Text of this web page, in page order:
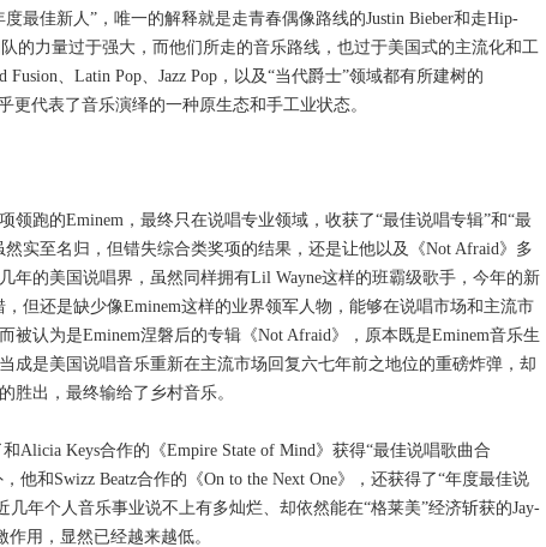
最佳新人”，唯一的解释就是走青春偶像路线的Justin Bieber和走Hip-
的力量过于强大，而他们所走的音乐路线，也过于美国式的主流化和工
、Latin Pop、Jazz Pop，以及“当代爵士”领域都有所建树的
更代表了音乐演绎的一种原生态和手工业状态。
跑的Eminem，最终只在说唱专业领域，收获了“最佳说唱专辑”和“最
实至名归，但错失综合类奖项的结果，还是让他以及《Not Afraid》多
年的美国说唱界，虽然同样拥有Lil Wayne这样的班霸级歌手，今年的新
，但还是缺少像Eminem这样的业界领军人物，能够在说唱市场和主流市
被认为是Eminem涅磐后的专辑《Not Afraid》，原本既是Eminem音乐生
成是美国说唱音乐重新在主流市场回复六七年前之地位的重磅炸弹，却
胜出，最终输给了乡村音乐。
Keys合作的《Empire State of Mind》获得“最佳说唱歌曲合
他和Swizz Beatz合作的《On to the Next One》，还获得了“年度最佳说
几年个人音乐事业说不上有多灿烂、却依然能在“格莱美”经济斩获的Jay-
用，显然已经越来越低。